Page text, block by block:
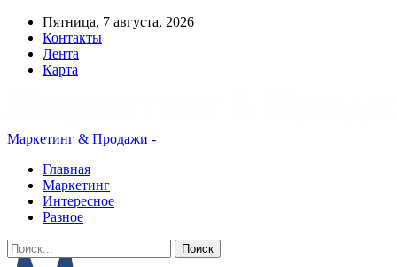
Пятница, 7 августа, 2026
Контакты
Лента
Карта
Маркетинг & Продажи -
Главная
Маркетинг
Интересное
Разное